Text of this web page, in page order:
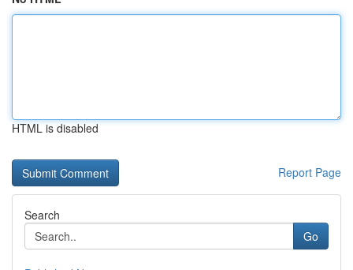
HTML is disabled
Report Page
Search
Go